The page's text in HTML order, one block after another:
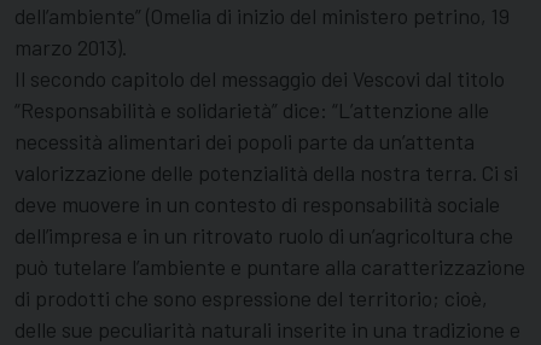
dell’ambiente” (Omelia di inizio del ministero petrino, 19
marzo 2013).
Il secondo capitolo del messaggio dei Vescovi dal titolo
“Responsabilità e solidarietà” dice: “L’attenzione alle
necessità alimentari dei popoli parte da un’attenta
valorizzazione delle potenzialità della nostra terra. Ci si
deve muovere in un contesto di responsabilità sociale
dell’impresa e in un ritrovato ruolo di un’agricoltura che
può tutelare l’ambiente e puntare alla caratterizzazione
di prodotti che sono espressione del territorio; cioè,
delle sue peculiarità naturali inserite in una tradizione e